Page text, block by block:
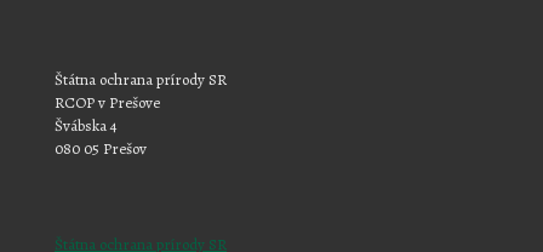
Štátna ochrana prírody SR
RCOP v Prešove
Švábska 4
080 05 Prešov
Štátna ochrana prírody SR